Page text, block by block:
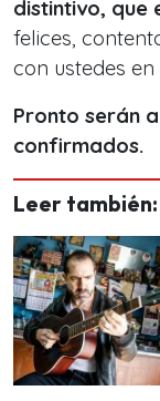
distintivo, que
felices,
con ustedes
Pronto serán
confirmados.
Leer también: